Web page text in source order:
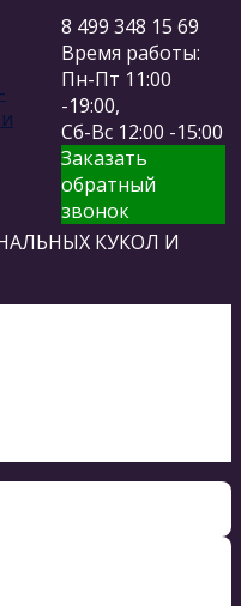
8 499 348 15 69
Время работы:
Пн-Пт 11:00
-19:00,
Сб-Вс 12:00 -15:00
Заказать
обратный
звонок
КУКОЛ И